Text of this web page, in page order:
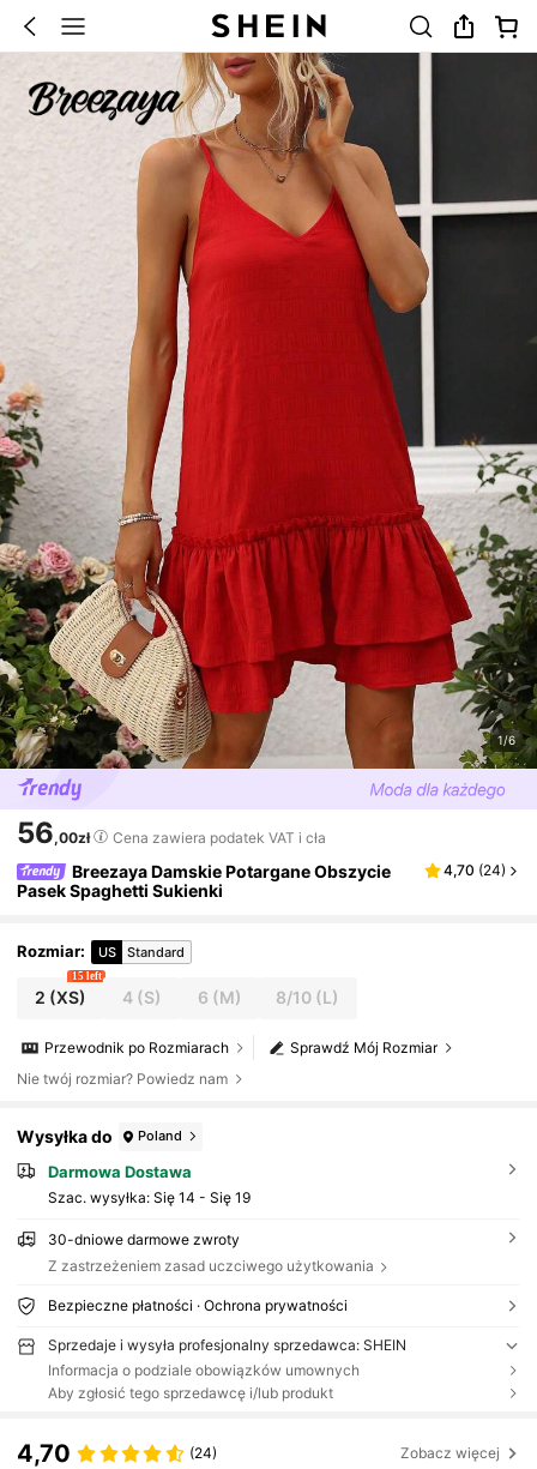
1/6
56,00zł Cena zawiera podatek VAT i cła
Breezaya Damskie Potargane Obszycie
Pasek Spaghetti Sukienki
4,70 (24)
Rozmiar: US Standard
2 (XS)
15 left
4(S) 6 (M) 8/10 (L)
Sprawdź Mój Rozmiar
Przewodnik po Rozmiarach
Nie twój rozmiar? Powiedz nam
Wysyłka do Poland
Darmowa Dostawa
Szac. wysyłka: Się 14 - Się 19
30-dniowe darmowe zwroty
Z zastrzeżeniem zasad uczciwego użytkowania
Bezpieczne płatności · Ochrona prywatności
Sprzedaje i wysyła profesjonalny sprzedawca: SHEIN
Informacja o podziale obowiązków umownych
Aby zgłosić tego sprzedawcę i/lub produkt
4,70 (24) Zobacz więcej